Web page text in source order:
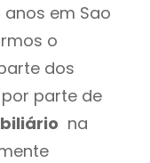
anos em Sao
o
dos
parte de
na